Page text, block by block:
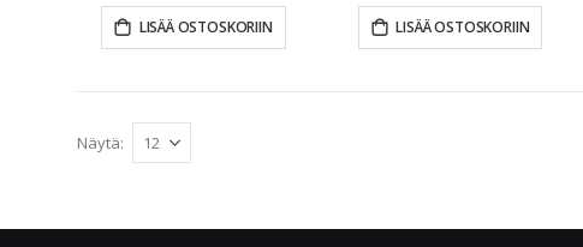
LISÄÄ OSTOSKORIIN LISÄÄ OSTOSKORIIN
Näytä